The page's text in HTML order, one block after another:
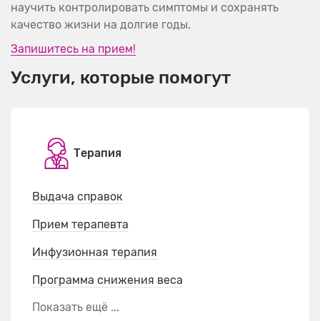
научить контролировать симптомы и сохранять
качество жизни на долгие годы.
Запишитесь на прием!
Услуги, которые помогут
Терапия
Выдача справок
Прием терапевта
Инфузионная терапия
Программа снижения веса
Показать ещё ...